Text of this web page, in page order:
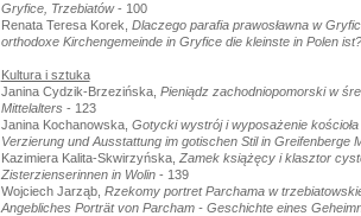
Gryfice, Trzebiatów- 100
Renata Teresa Korek, Dlaczego parafia prawosławna w
orthodoxe Kirchengemeinde in Gryfice die kleinste in Polen ist?
Kultura i sztuka
Janina Cydzik-Brzezińska, Pieniądz zachodniopomorski w
Mittelalters - 123
Janina Kochanowska, Gotycki wystrój i wyposażenie
Verzierung und Ausstattung im gotischen Stil in Greifenberge
Kazimiera Kalita-Skwirzyńska, Zamek książęcy i klasztor
Zisterzienserinnen in Wolin- 139
Wojciech Jarząb, Rzekomy portret Parchama w
Angebliches Porträt von Parcham - Geschichte eines